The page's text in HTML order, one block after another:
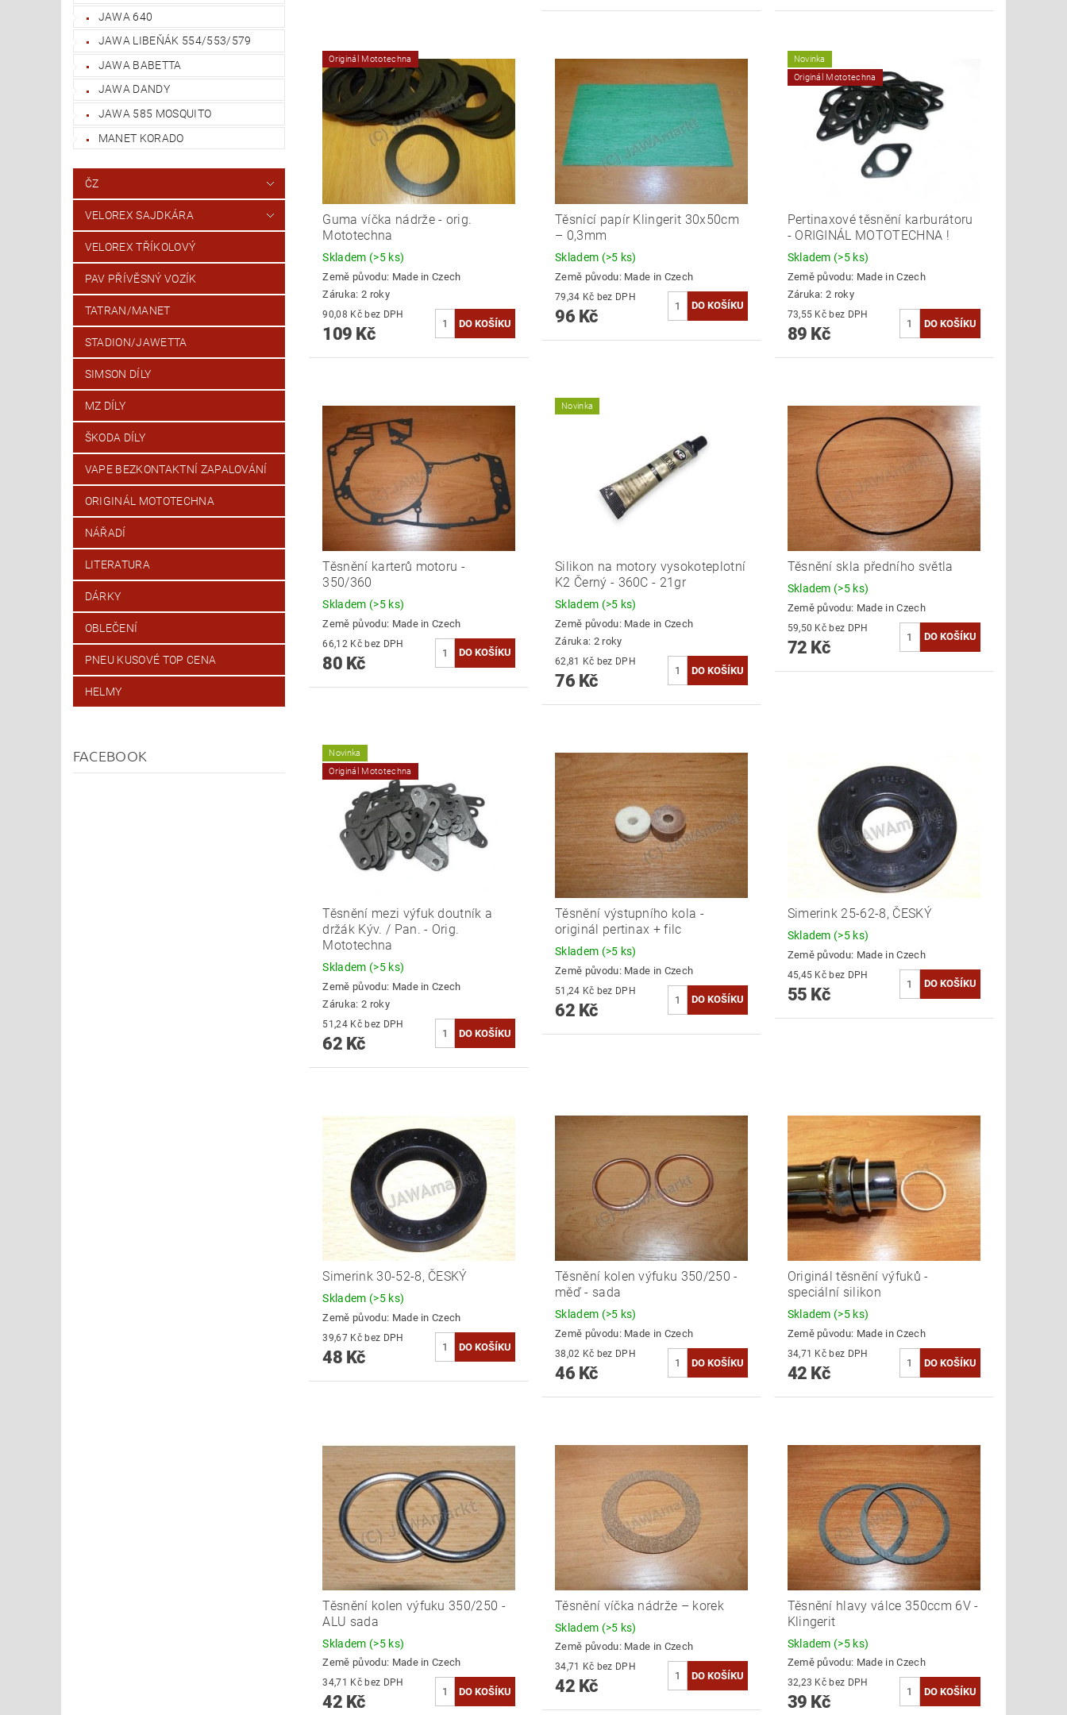
JAWA 640
JAWA LIBEŇÁK 554/553/579
JAWA BABETTA
JAWA DANDY
JAWA 585 MOSQUITO
MANET KORADO
ČZ
VELOREX SAJDKÁRA
VELOREX TŘÍKOLOVÝ
PAV PŘÍVĚSNÝ VOZÍK
TATRAN/MANET
STADION/JAWETTA
SIMSON DÍLY
MZ DÍLY
ŠKODA DÍLY
VAPE BEZKONTAKTNÍ ZAPALOVÁNÍ
ORIGINÁL MOTOTECHNA
NÁŘADÍ
LITERATURA
DÁRKY
OBLEČENÍ
PNEU KUSOVÉ TOP CENA
HELMY
FACEBOOK
Originál Mototechna
Guma víčka nádrže - orig.
Mototechna
Skladem (>5 ks)
Země původu: Made in Czech
Záruka: 2 roky
90,08 Kč bez DPH
109 Kč
Těsnící papír Klingerit 30x50cm
– 0,3mm
Skladem (>5 ks)
Země původu: Made in Czech
79,34 Kč bez DPH
96 Kč
Novinka
Originál Mototechna
Pertinaxové těsnění karburátoru
- ORIGINÁL MOTOTECHNA !
Skladem (>5 ks)
Země původu: Made in Czech
Záruka: 2 roky
73,55 Kč bez DPH
89 Kč
Těsnění karterů motoru -
350/360
Skladem (>5 ks)
Země původu: Made in Czech
66,12 Kč bez DPH
80 Kč
Novinka
Silikon na motory vysokoteplotní
K2 Černý - 360C - 21gr
Skladem (>5 ks)
Země původu: Made in Czech
Záruka: 2 roky
62,81 Kč bez DPH
76 Kč
Těsnění skla předního světla
Skladem (>5 ks)
Země původu: Made in Czech
59,50 Kč bez DPH
72 Kč
Novinka
Originál Mototechna
Těsnění mezi výfuk doutník a
držák Kýv. / Pan. - Orig.
Mototechna
Skladem (>5 ks)
Země původu: Made in Czech
Záruka: 2 roky
51,24 Kč bez DPH
62 Kč
Těsnění výstupního kola -
originál pertinax + filc
Skladem (>5 ks)
Země původu: Made in Czech
51,24 Kč bez DPH
62 Kč
Simerink 25-62-8, ČESKÝ
Skladem (>5 ks)
Země původu: Made in Czech
45,45 Kč bez DPH
55 Kč
Simerink 30-52-8, ČESKÝ
Skladem (>5 ks)
Země původu: Made in Czech
39,67 Kč bez DPH
48 Kč
Těsnění kolen výfuku 350/250 -
měď - sada
Skladem (>5 ks)
Země původu: Made in Czech
38,02 Kč bez DPH
46 Kč
Originál těsnění výfuků -
speciální silikon
Skladem (>5 ks)
Země původu: Made in Czech
34,71 Kč bez DPH
42 Kč
Těsnění kolen výfuku 350/250 -
ALU sada
Skladem (>5 ks)
Země původu: Made in Czech
34,71 Kč bez DPH
42 Kč
Těsnění víčka nádrže – korek
Skladem (>5 ks)
Země původu: Made in Czech
34,71 Kč bez DPH
42 Kč
Těsnění hlavy válce 350ccm 6V -
Klingerit
Skladem (>5 ks)
Země původu: Made in Czech
32,23 Kč bez DPH
39 Kč